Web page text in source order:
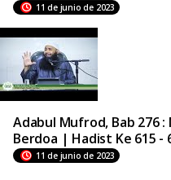
11 de junio de 2023
Adabul Mufrod, Bab 276
Berdoa | Hadist Ke 615 -
11 de junio de 2023